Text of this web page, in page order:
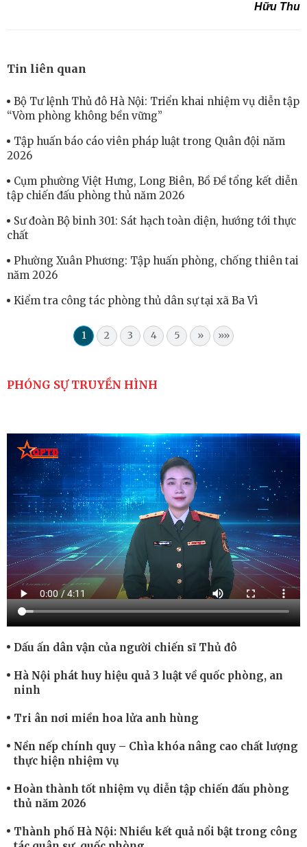
Hữu Thu
Tin liên quan
Bộ Tư lệnh Thủ đô Hà Nội: Triển khai nhiệm vụ diễn tập
“Vòm phòng không bền vững”
Tập huấn báo cáo viên pháp luật trong Quân đội năm
2026
Cụm phường Việt Hưng, Long Biên, Bồ Đề tổng kết diễn
tập chiến đấu phòng thủ năm 2026
Sư đoàn Bộ binh 301: Sát hạch toàn diện, hướng tới thực
chất
Phường Xuân Phương: Tập huấn phòng, chống thiên tai
năm 2026
Kiểm tra công tác phòng thủ dân sự tại xã Ba Vì
1 2 3 4 5 » »»
PHÓNG SỰ TRUYỀN HÌNH
Dấu ấn dân vận của người chiến sĩ Thủ đô
Hà Nội phát huy hiệu quả 3 luật về quốc phòng, an
ninh
Tri ân nơi miền hoa lửa anh hùng
Nền nếp chính quy – Chìa khóa nâng cao chất lượng
thực hiện nhiệm vụ
Hoàn thành tốt nhiệm vụ diễn tập chiến đấu phòng
thủ năm 2026
Thành phố Hà Nội: Nhiều kết quả nổi bật trong công